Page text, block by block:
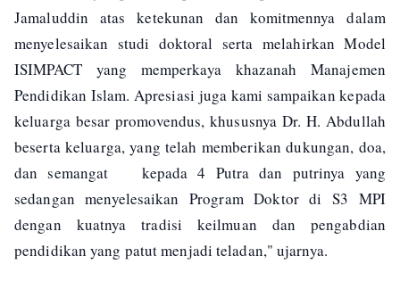
Jamaluddin atas ketekunan dan komitmennya dalam
menyelesaikan studi doktoral serta melahirkan Model
ISIMPACT yang memperkaya khazanah Manajemen
Pendidikan Islam. Apresiasi juga kami sampaikan kepada
keluarga besar promovendus, khususnya Dr. H. Abdullah
beserta keluarga, yang telah memberikan dukungan, doa,
dan semangat kepada 4 Putra dan putrinya yang
sedangan menyelesaikan Program Doktor di S3 MPI
dengan kuatnya tradisi keilmuan dan pengabdian
pendidikan yang patut menjadi teladan," ujarnya.